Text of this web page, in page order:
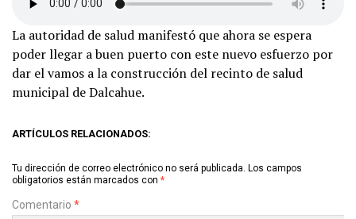
La autoridad de salud manifestó que ahora se espera
poder llegar a buen puerto con este nuevo esfuerzo por
dar el vamos a la construcción del recinto de salud
municipal de Dalcahue.
ARTÍCULOS RELACIONADOS:
Tu dirección de correo electrónico no será publicada. Los campos
obligatorios están marcados con *
Comentario *